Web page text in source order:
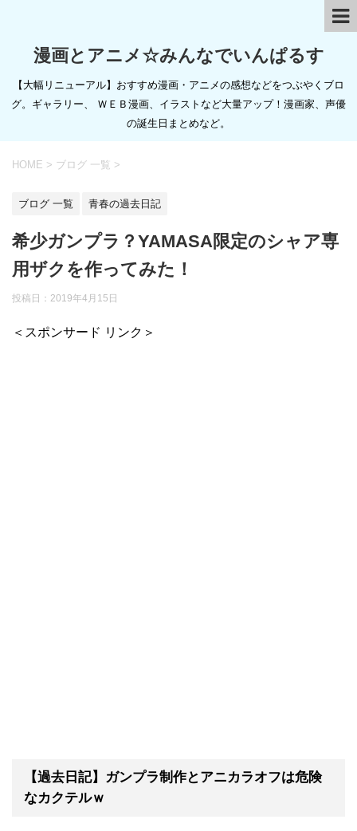
漫画とアニメ☆みんなでいんぱるす
【大幅リニューアル】おすすめ漫画・アニメの感想などをつぶやくブロ
グ。ギャラリー、 ＷＥＢ漫画、イラストなど大量アップ！漫画家、声優
の誕生日まとめなど。
HOME > ブログ 一覧 >
ブログ 一覧 青春の過去日記
希少ガンプラ？YAMASA限定のシャア専
用ザクを作ってみた！
投稿日： 2019年4月15日
＜スポンサード リンク＞
【過去日記】ガンプラ制作とアニカラオフは危険
なカクテルｗ